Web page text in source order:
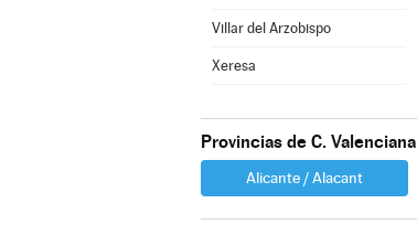
Villar del Arzobispo
Xeresa
Provincias de C. Valenciana
Alicante / Alacant